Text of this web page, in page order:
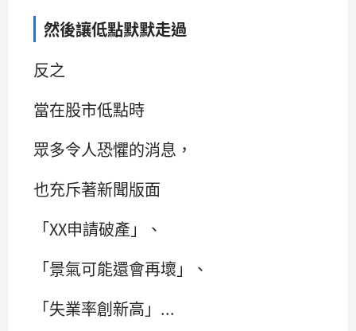
然後讓低點默默走過
反之
當在股市低點時
眾多令人恐懼的消息，
也充斥著新聞版面
「XX申請破產」、
「景氣可能還會再壞」、
「失業率創新高」...